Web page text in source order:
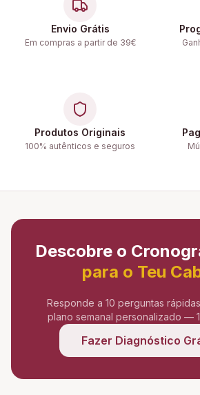
Envio Grátis
Em compras a partir de 39€
Produtos Originais
100% autênticos e seguros
Descobre o
para o Teu
Responde a 10 perguntas
plano semanal personalizado —
Fazer Diagnóstico